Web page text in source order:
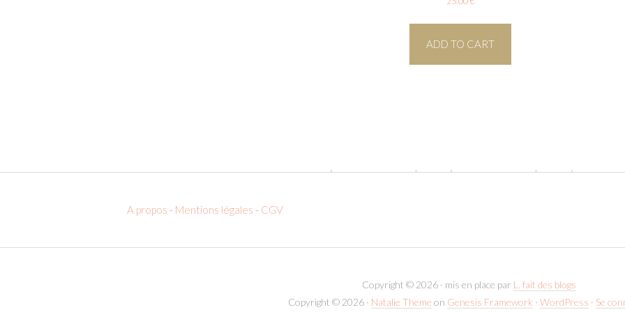
ADD TO CART
A propos - Mentions légales - CGV
Copyright © 2026 · mis en place par L. fait des blogs
Copyright © 2026 · Natalie Theme on Genesis Framework · WordPress · Se